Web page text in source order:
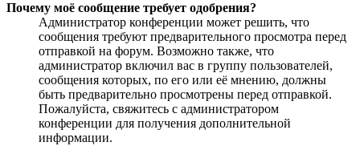
Почему моё сообщение требует одобрения?
Администратор конференции может решить, что
сообщения требуют предварительного просмотра перед
отправкой на форум. Возможно также, что
администратор включил вас в группу пользователей,
сообщения которых, по его или её мнению, должны
быть предварительно просмотрены перед отправкой.
Пожалуйста, свяжитесь с администратором
конференции для получения дополнительной
информации.